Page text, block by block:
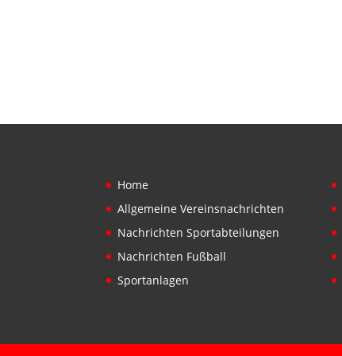
Home
Allgemeine Vereinsnachrichten
Nachrichten Sportabteilungen
Nachrichten Fußball
Sportanlagen